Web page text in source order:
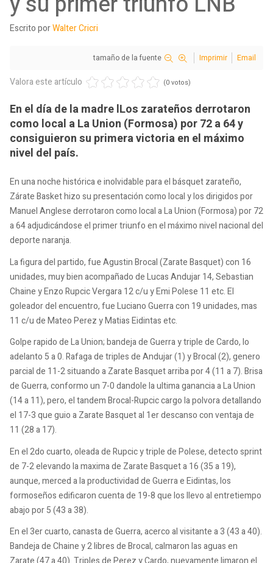
Escrito porWalter Cricri
tamaño de la fuente Imprimir Email
Valora este artículo (0 votos)
En el día de la madre lLos zarateños derrotaron
como local a La Union (Formosa) por 72 a 64 y
consiguieron su primera victoria en el máximo
nivel del país.
En una noche histórica e inolvidable para el básquet zarateño,
Zárate Basket hizo su presentación como local y los dirigidos por
Manuel Anglese derrotaron como local a La Union (Formosa) por 72
a 64 adjudicándose el primer triunfo en el máximo nivel nacional del
deporte naranja.
La figura del partido, fue Agustin Brocal (Zarate Basquet) con 16
unidades, muy bien acompañado de Lucas Andujar 14, Sebastian
Chaine y Enzo Rupcic Vergara 12 c/u y Emi Polese 11 etc. El
goleador del encuentro, fue Luciano Guerra con 19 unidades, mas
11 c/u de Mateo Perez y Matias Eidintas etc.
Golpe rapido de La Union; bandeja de Guerra y triple de Cardo, lo
adelanto 5 a 0. Rafaga de triples de Andujar (1) y Brocal (2), genero
parcial de 11-2 situando a Zarate Basquet arriba por 4 (11 a 7). Brisa
de Guerra, conformo un 7-0 dandole la ultima ganancia a La Union
(14 a 11), pero, el tandem Brocal-Rupcic cargo la polvora detallando
el 17-3 que guio a Zarate Basquet al 1er descanso con ventaja de
11 (28 a 17).
En el 2do cuarto, oleada de Rupcic y triple de Polese, detecto sprint
de 7-2 elevando la maxima de Zarate Basquet a 16 (35 a 19),
aunque, merced a la productividad de Guerra e Eidintas, los
formoseños edificaron cuenta de 19-8 que los llevo al entretiempo
abajo por 5 (43 a 38).
En el 3er cuarto, canasta de Guerra, acerco al visitante a 3 (43 a 40).
Bandeja de Chaine y 2 libres de Brocal, calmaron las aguas en